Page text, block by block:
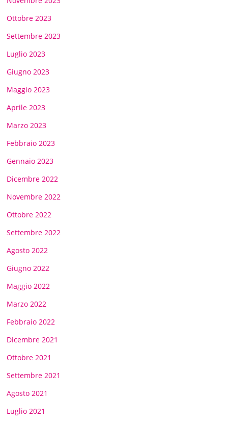
Ottobre 2023
Settembre 2023
Luglio 2023
Giugno 2023
Maggio 2023
Aprile 2023
Marzo 2023
Febbraio 2023
Gennaio 2023
Dicembre 2022
Novembre 2022
Ottobre 2022
Settembre 2022
Agosto 2022
Giugno 2022
Maggio 2022
Marzo 2022
Febbraio 2022
Dicembre 2021
Ottobre 2021
Settembre 2021
Agosto 2021
Luglio 2021